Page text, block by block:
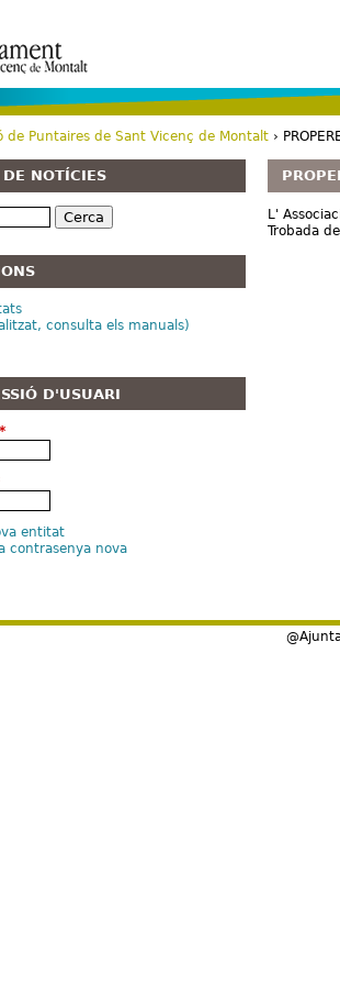
L'
Trobada
de Puntaires de Sant Vicenç de Montalt ›
DE NOTÍCIES
consulta els manuals)
D'USUARI
*
entitat
contrasenya nova